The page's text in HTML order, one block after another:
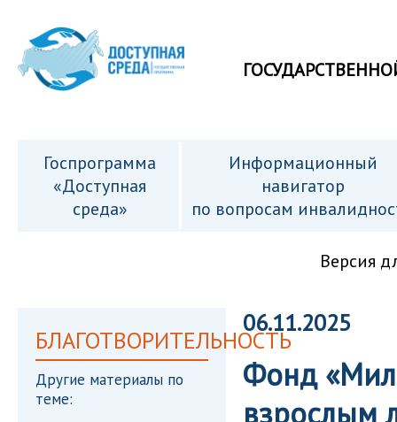
Госпрограмма
«Доступная
среда»
Информационный
навигатор
по вопросам
Версия
БЛАГОТВОРИТЕЛЬНОСТЬ
Другие материалы по
теме:
06.11.2025
Фонд
взрослым